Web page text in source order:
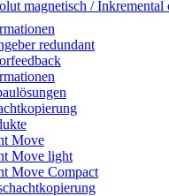
magnetisch / Inkremental
redundant
Move
Move light
Move Compact